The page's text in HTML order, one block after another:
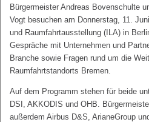
Bürgermeister Andreas Bovenschulte
Vogt besuchen am Donnerstag, 11.
und Raumfahrtausstellung (ILA) in
Gespräche mit Unternehmen und
Branche sowie Fragen rund um die
Raumfahrtstandorts Bremen.
Auf dem Programm stehen für beide
DSI, AKKODIS und OHB.
außerdem Airbus D&S, ArianeGroup